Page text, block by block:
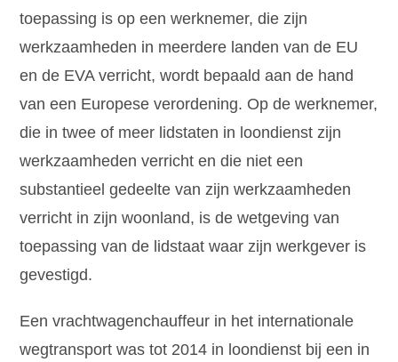
toepassing is op een werknemer, die zijn
werkzaamheden in meerdere landen van de EU
en de EVA verricht, wordt bepaald aan de hand
van een Europese verordening. Op de werknemer,
die in twee of meer lidstaten in loondienst zijn
werkzaamheden verricht en die niet een
substantieel gedeelte van zijn werkzaamheden
verricht in zijn woonland, is de wetgeving van
toepassing van de lidstaat waar zijn werkgever is
gevestigd.
Een vrachtwagenchauffeur in het internationale
wegtransport was tot 2014 in loondienst bij een in